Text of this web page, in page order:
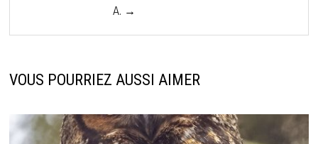
A. →
VOUS POURRIEZ AUSSI AIMER